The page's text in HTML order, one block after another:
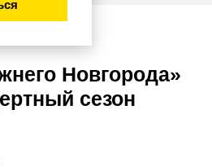
Новгорода»
сезон